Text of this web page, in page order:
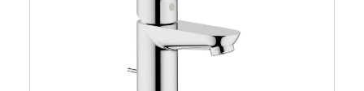
MATERIALES DE INSTALACIÓN
CATÁLOGOS EN PDF